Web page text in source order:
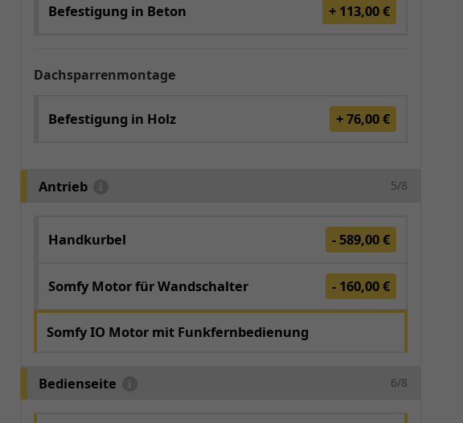
Befestigung in Beton + 113,00 €
Dachsparrenmontage
Befestigung in Holz + 76,00 €
Antrieb 5/8
Handkurbel - 589,00 €
Somfy Motor für Wandschalter - 160,00 €
Somfy IO Motor mit Funkfernbedienung
Bedienseite 6/8